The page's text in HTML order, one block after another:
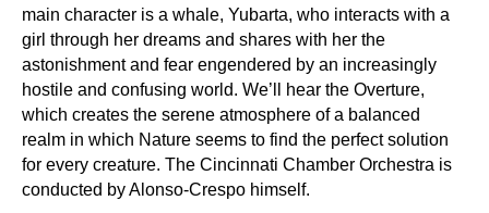
main character is a whale, Yubarta, who interacts with a
girl through her dreams and shares with her the
astonishment and fear engendered by an increasingly
hostile and confusing world. We’ll hear the Overture,
which creates the serene atmosphere of a balanced
realm in which Nature seems to find the perfect solution
for every creature. The Cincinnati Chamber Orchestra is
conducted by Alonso-Crespo himself.